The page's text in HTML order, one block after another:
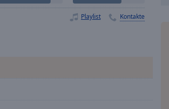
Playlist Kontakte